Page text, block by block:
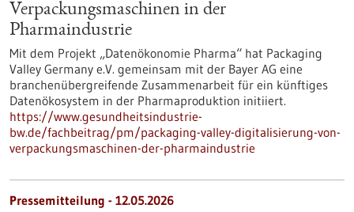
Verpackungsmaschinen in der
Pharmaindustrie
Mit dem Projekt „Datenökonomie Pharma“ hat Packaging
Valley Germany e.V. gemeinsam mit der Bayer AG eine
branchenübergreifende Zusammenarbeit für ein künftiges
Datenökosystem in der Pharmaproduktion initiiert.
https://www.gesundheitsindustrie-
bw.de/fachbeitrag/pm/packaging-valley-digitalisierung-von-
verpackungsmaschinen-der-pharmaindustrie
Pressemitteilung - 12.05.2026